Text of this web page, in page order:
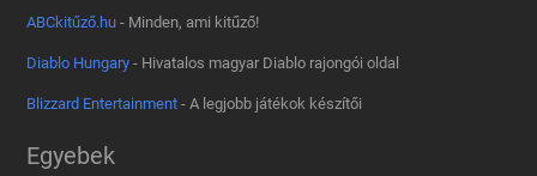
ABCkitűző.hu - Minden, ami kitűző!
Diablo Hungary - Hivatalos magyar Diablo rajongói oldal
Blizzard Entertainment - A legjobb játékok készítői
Egyebek